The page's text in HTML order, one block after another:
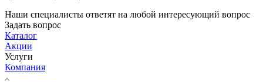
Наши специалисты ответят на любой интересующий вопрос
Задать вопрос
Каталог
Акции
Услуги
Компания